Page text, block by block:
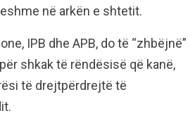
në arkën e shtetit.
IPB dhe APB, do të “zhbëjnë”
shkak të rëndësisë që kanë,
të drejtpërdrejtë të